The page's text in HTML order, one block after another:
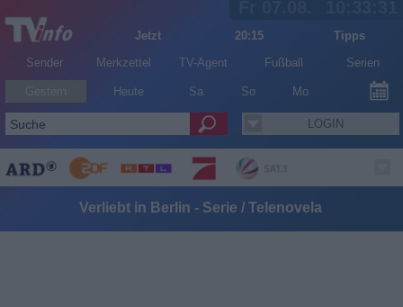
Jetzt 20:15
Tipps
Sender
Merkzettel TV-Agent Fußball Serien
Heute Sa So Mo
LOGIN
Verliebt in Berlin - Serie / Telenovela